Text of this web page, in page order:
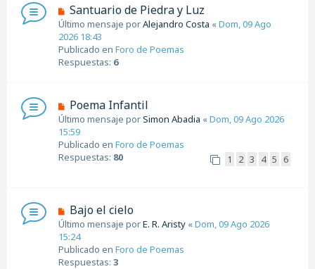
s
a
j
e
N
u
e
v
o
s
a
j
e
Santuario de Piedra y Luz
Último mensaje porAlejandro Costa «Dom, 09 Ago
2026 18:43
Publicado en Foro de Poemas
Respuestas: 6
N
u
e
v
o
s
a
j
e
Poema Infantil
Último mensaje porSimon Abadia «Dom, 09 Ago 2026
15:59
Publicado en Foro de Poemas
Respuestas: 80 1 2 3 4 5 6
N
u
e
v
o
Bajo el cielo
Último mensaje porE. R. Aristy «Dom, 09 Ago 2026
15:24
Publicado en Foro de Poemas
Respuestas: 3